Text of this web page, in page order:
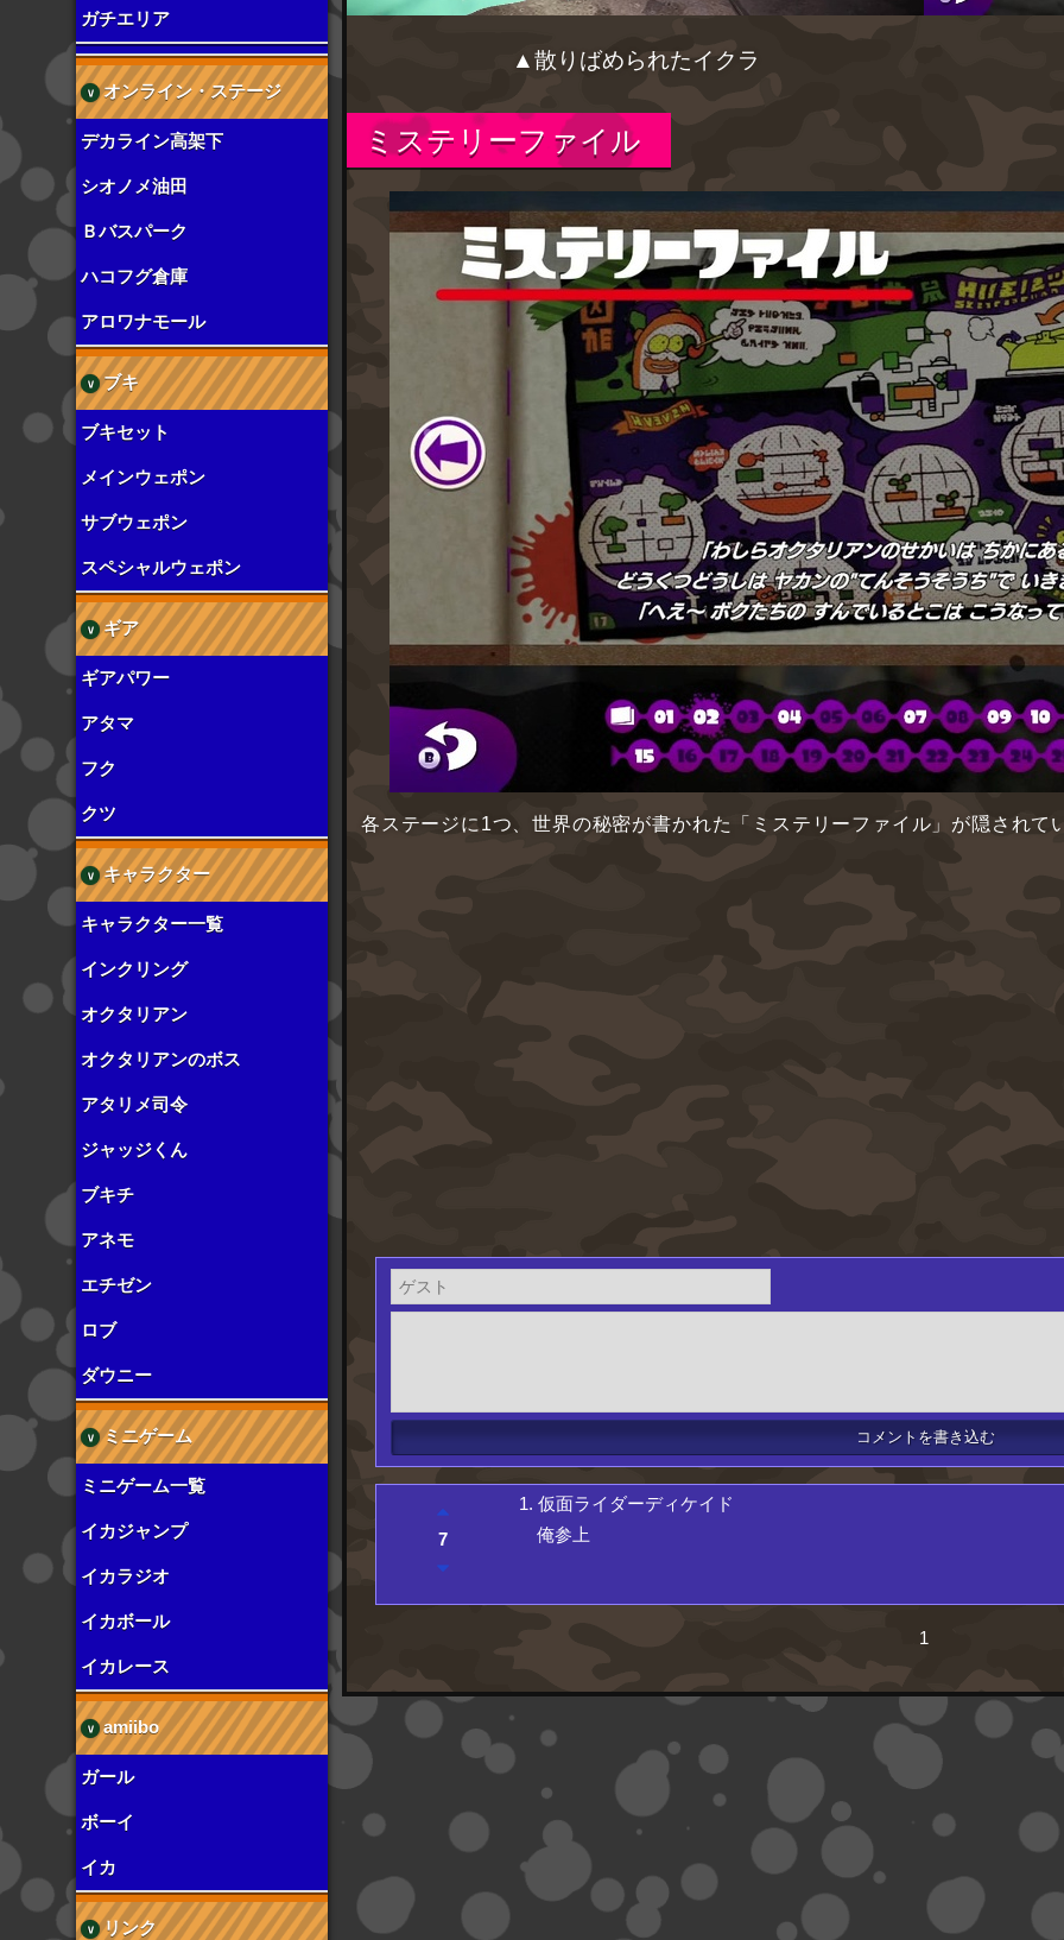
▲散りばめられたイクラ
ミステリーファイル
各ステージに1つ、世界の秘密が書かれた「ミステリーファイル」が隠されて
1.仮面ライダーディケイド
俺参上
7
1
ガチエリア
オンライン・ステージ
デカライン高架下
シオノメ油田
Ｂバスパーク
ハコフグ倉庫
アロワナモール
ブキ
ブキセット
メインウェポン
サブウェポン
スペシャルウェポン
ギア
ギアパワー
アタマ
フク
クツ
キャラクター
キャラクター一覧
インクリング
オクタリアン
オクタリアンのボス
アタリメ司令
ジャッジくん
ブキチ
アネモ
エチゼン
ロブ
ダウニー
ミニゲーム
ミニゲーム一覧
イカジャンプ
イカラジオ
イカボール
イカレース
amiibo
ガール
ボーイ
イカ
リンク